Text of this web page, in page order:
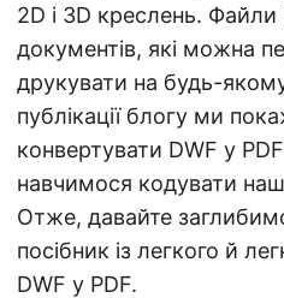
2D і 3D креслень.
документів, які можна
друкувати на будь-
публікації блогу ми
конвертувати DWF у
навчимося кодувати
Отже, давайте
посібник із легкого й
DWF у PDF.